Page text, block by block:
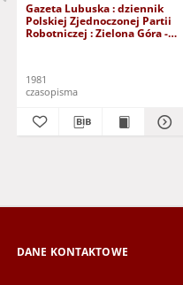
Gazeta Lubuska : dziennik
Polskiej Zjednoczonej Partii
Robotniczej : Zielona Góra -
1981
czasopisma
DANE KONTAKTOWE